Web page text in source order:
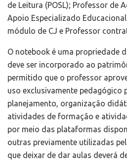
de Leitura (POSL); Professor de
Apoio Especializado
módulo de CJ e Professor
O notebook é uma propriedade
deve ser incorporado ao
permitido que o professor
uso exclusivamente pedagógico
planejamento, organização
atividades de formação e
por meio das plataformas
outras previamente utilizadas
que deixar de dar aulas deverá